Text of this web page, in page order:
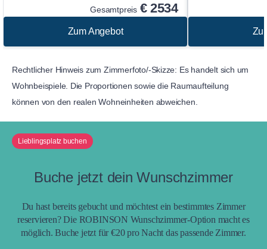
Gesamtpreis € 2534
Zum Angebot
Rechtlicher Hinweis zum Zimmerfoto/-Skizze: Es handelt sich um
Wohnbeispiele. Die Proportionen sowie die Raumaufteilung
können von den realen Wohneinheiten abweichen.
Lieblingsplatz buchen
Buche jetzt dein Wunschzimmer
Du hast bereits gebucht und möchtest ein bestimmtes Zimmer
reservieren? Die ROBINSON Wunschzimmer-Option macht es
möglich. Buche jetzt für €20 pro Nacht das passende Zimmer.